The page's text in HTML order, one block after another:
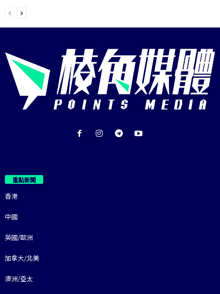
重點新聞
香港
中國
英國/歐洲
加拿大/北美
澳洲/亞太